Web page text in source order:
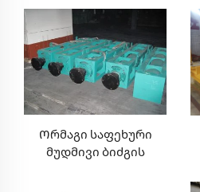
Ორმაგი საფეხური
მუდმივი ბიძგის